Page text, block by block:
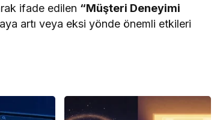
ifade edilen “Müşteri Deneyimi
artı veya eksi yönde önemli etkileri